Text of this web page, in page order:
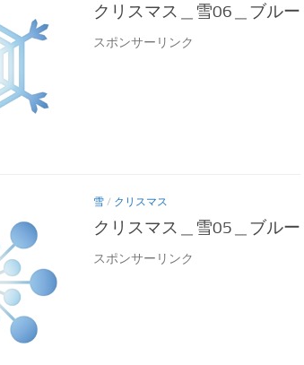
クリスマス＿雪06＿ブルー
スポンサーリンク
雪 / クリスマス
クリスマス＿雪05＿ブルー
スポンサーリンク